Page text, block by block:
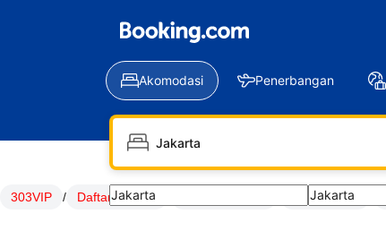
Akomodasi Penerbangan
303VIP / Daftar 303VIP Link 303VIP